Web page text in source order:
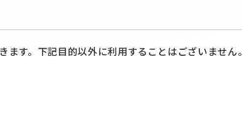
す。下記目的以外に利用することはございません。